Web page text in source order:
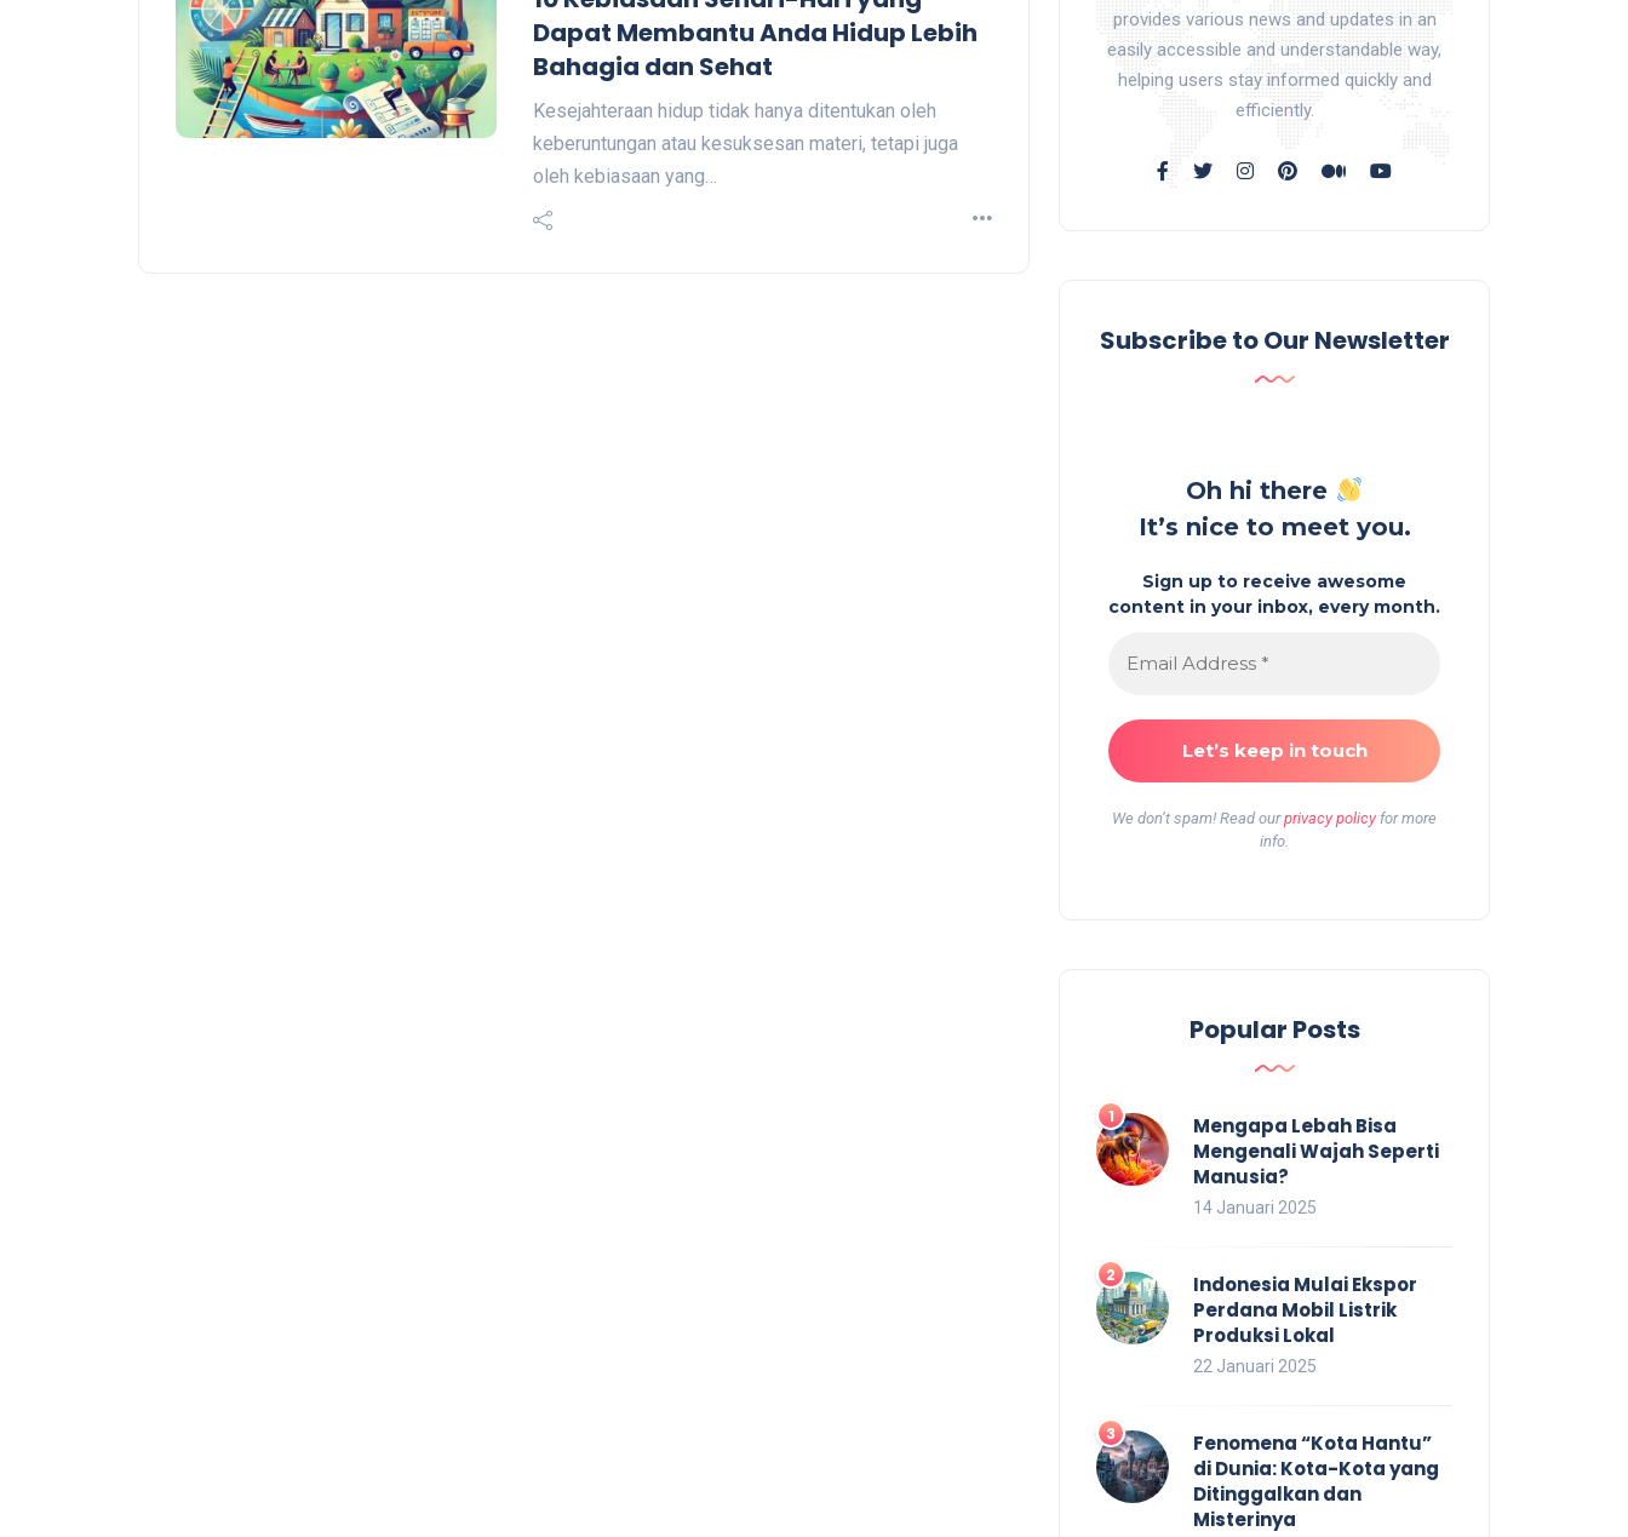
Dapat Membantu Anda Hidup Lebih
Bahagia dan Sehat
Kesejahteraan hidup tidak hanya ditentukan oleh
keberuntungan atau kesuksesan materi, tetapi juga
oleh kebiasaan yang…
provides various news and updates in an
easily accessible and understandable way,
helping users stay informed quickly and
efficiently.
Subscribe to Our Newsletter
Oh hi there
It’s nice to meet you.
Sign up to receive awesome
content in your inbox, every month.
We don’t spam! Read ourprivacy policyfor more
info.
Popular Posts
Mengapa Lebah Bisa
Mengenali Wajah Seperti
Manusia?
14 Januari 2025
Indonesia Mulai Ekspor
Perdana Mobil Listrik
Produksi Lokal
22 Januari 2025
Fenomena “Kota Hantu”
di Dunia: Kota-Kota yang
Ditinggalkan dan
Misterinya